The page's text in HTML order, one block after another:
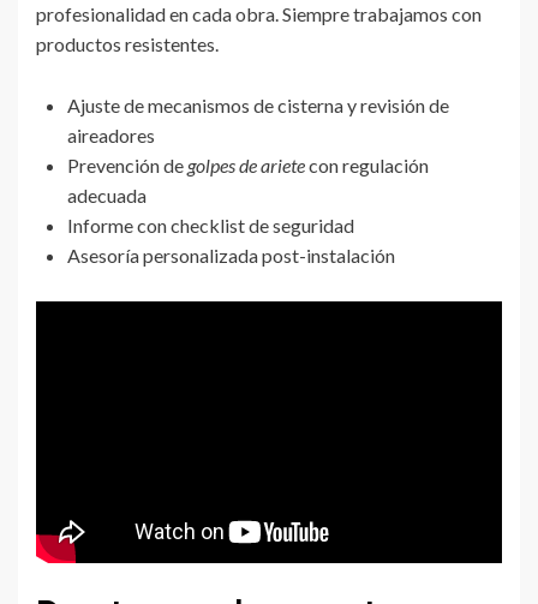
profesionalidad en cada obra. Siempre trabajamos con
productos resistentes.
Ajuste de mecanismos de cisterna y revisión de
aireadores
Prevención de golpes de arietecon regulación
adecuada
Informe con checklist de seguridad
Asesoría personalizada post-instalación